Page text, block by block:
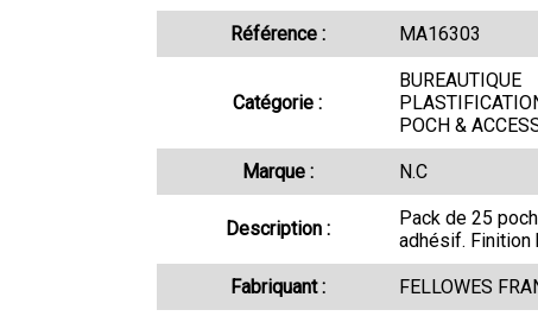
Référence : MA16303
Catégorie :
BUREAUTIQUE
POCH &
Marque : N.C
Description :
Pack de 25
adhésif. Finition
Fabriquant : FELLOWES